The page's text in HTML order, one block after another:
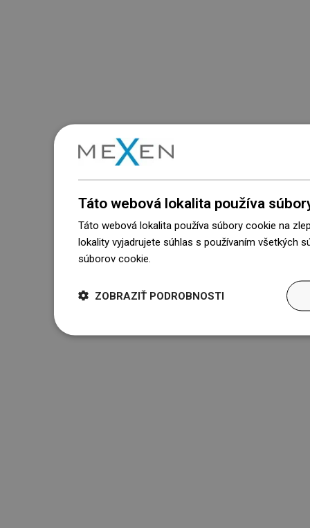
Táto webová lokalita používa
Táto webová lokalita používa súbory cookie na
lokality vyjadrujete súhlas s používaním všetkých
súborov cookie.
ZOBRAZIŤ PODROBNOSTI